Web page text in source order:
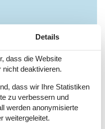
60 m²
Details
dass die Website
nicht deaktivieren.
dass wir Ihre Statistiken
zu verbessern und
werden anonymisierte
weitergeleitet.